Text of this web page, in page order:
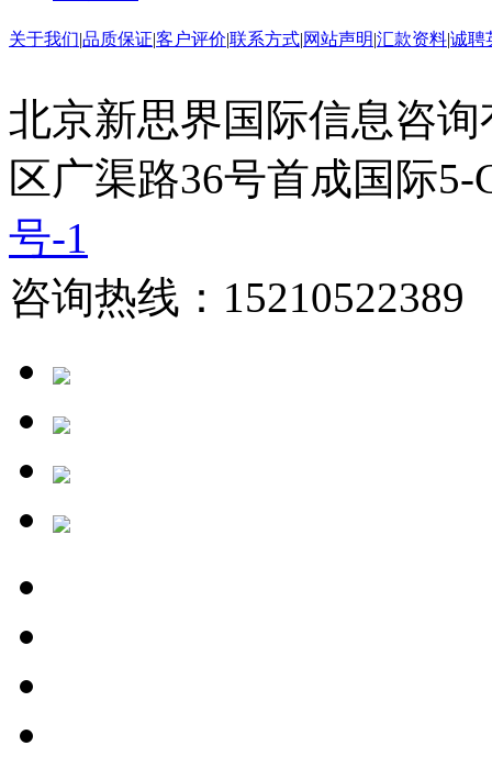
关于我们|品质保证|客户评价|联系方式|网站声明|汇款资料|诚聘
北京新思界国际信息咨
区广渠路36号首成国际
号-1
咨询热线：